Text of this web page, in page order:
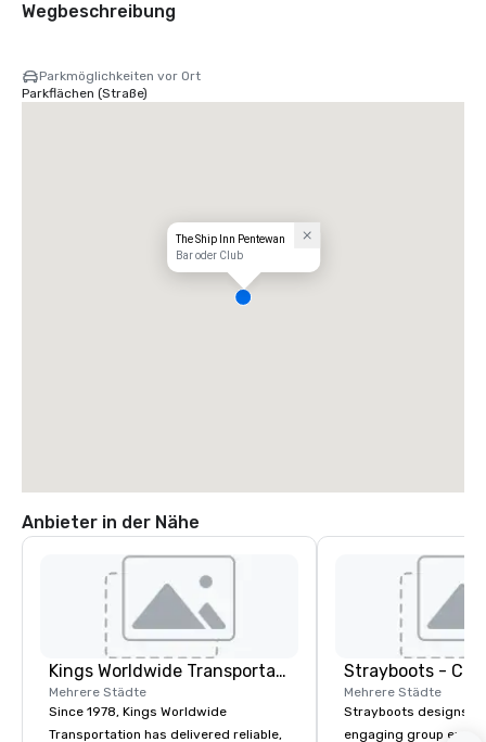
Wegbeschreibung
Parkmöglichkeiten vor Ort
Parkflächen (Straße)
The Ship Inn Pentewan
Bar oder Club
Anbieter in der Nähe
Kings Worldwide Transportation
Mehrere Städte
Since 1978, Kings Worldwide
Transportation has delivered reliable,
Mehrere Städte
Strayboots designs
engaging group